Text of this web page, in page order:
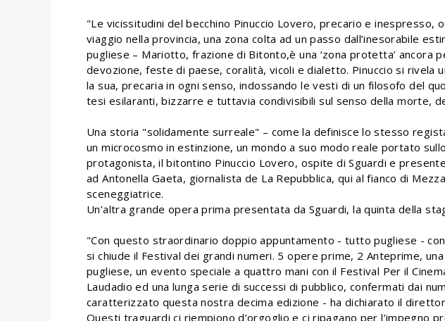
"Le vicissitudini del becchino Pinuccio Lovero, precario e inespresso,
viaggio nella provincia, una zona colta ad un passo dall’inesorabile
pugliese – Mariotto, frazione di Bitonto,è una ‘zona protetta’ ancora
devozione, feste di paese, coralità, vicoli e dialetto. Pinuccio si rivela
la sua, precaria in ogni senso, indossando le vesti di un filosofo del
tesi esilaranti, bizzarre e tuttavia condivisibili sul senso della morte,
Una storia "solidamente surreale" – come la definisce lo stesso
un microcosmo in estinzione, un mondo a suo modo reale portato
protagonista, il bitontino Pinuccio Lovero, ospite di Sguardi e
ad Antonella Gaeta, giornalista de La Repubblica, qui al fianco di
sceneggiatrice.
Un’altra grande opera prima presentata da Sguardi, la quinta della
"Con questo straordinario doppio appuntamento - tutto pugliese - con
si chiude il Festival dei grandi numeri. 5 opere prime, 2 Anteprime,
pugliese, un evento speciale a quattro mani con il Festival Per il
Laudadio ed una lunga serie di successi di pubblico, confermati dai
caratterizzato questa nostra decima edizione - ha dichiarato il
Questi traguardi ci riempiono d’orgoglio e ci ripagano per l’impegno